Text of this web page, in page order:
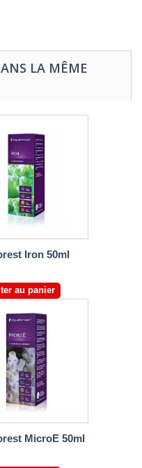
LA MÊME
Iron 50ml
au panier
MicroE 50ml